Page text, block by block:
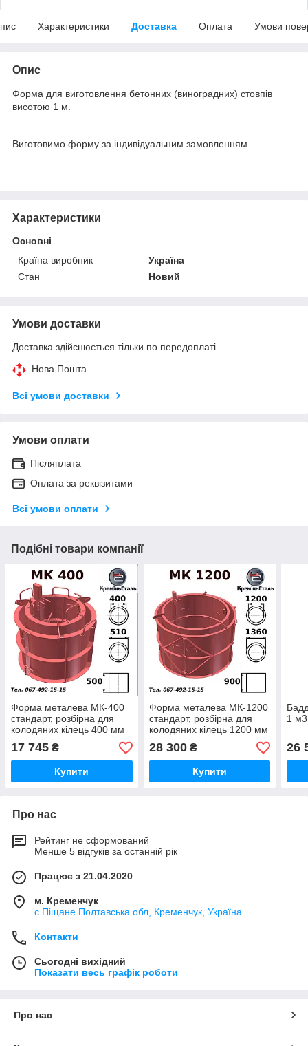
Характеристики Доставка Оплата Умови
Опис
Форма для виготовлення бетонних (виноградних) стовпів
висотою 1 м.
Виготовимо форму за індивідуальним замовленням.
Характеристики
Основні
Країна виробник
Україна
Стан
Новий
Умови доставки
Доставка здійснюється тільки по передоплаті.
Нова Пошта
Всі умови доставки
Умови оплати
Післяплата
Оплата за реквізитами
Всі умови оплати
Подібні товари компанії
Форма металева МК-400
стандарт, розбірна для
колодяних кілець 400 мм
17 745 ₴
Купити
Форма металева МК-1200
стандарт, розбірна для
колодяних кілець 1200 мм
28 300₴
Купити
1 м3
26
Про нас
Рейтинг не сформований
Менше 5 відгуків за останній рік
Працює з 21.04.2020
м. Кременчук
с.Піщане Полтавська обл, Кременчук, Україна
Контакти
Сьогодні вихідний
Показати весь графік роботи
Про нас